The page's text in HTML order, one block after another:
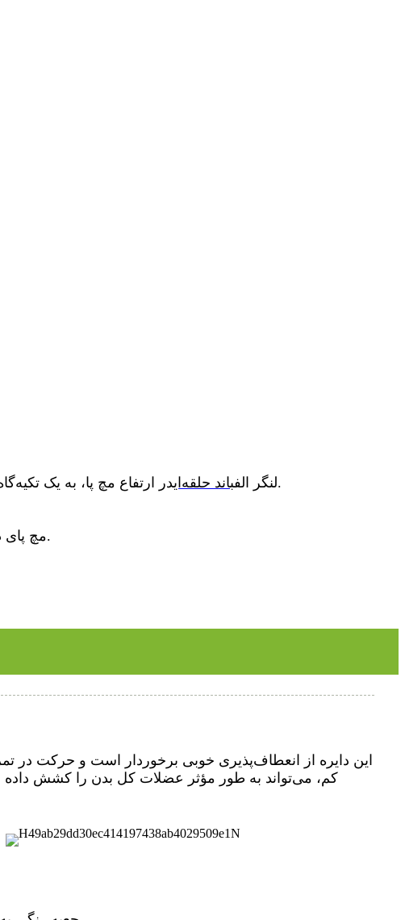
لنگر الفباند حلقه‌ای
در ارتفاع مچ پا، به یک تکیه‌گاه تکیه دهید و با سمت چپ خود رو به تکیه‌گاه بایستید، انتهای آزاد را دور مچ پای راست (بیرونی) خود بپیچید.
مچ پای در حال حرکت خود را در امتداد بدن، از کنار پای ایستاده خود عبور دهید و ران‌های خود را به هم فشار دهید.
این دایره از انعطاف‌پذیری خوبی برخوردار است و حرکت در
کم، می‌تواند به طور مؤثر عضلات کل بدن را کشش داده و